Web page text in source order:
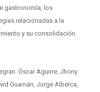
gastronomía, los
relacionadas a la
y su consolidación.
Óscar Aguirre, Jhony
Guamán, Jorge Alberca,